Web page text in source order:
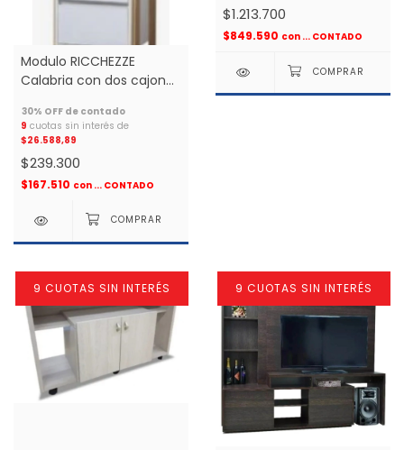
Modulo RICCHEZZE
Calabria con dos cajones
9 cuotas sin interés de
$26.588,89
$239.300
$167.510 con ... CONTADO
$1.213.700
$849.590 con ... CONTADO
9 CUOTAS SIN INTERÉS 9 CUOTAS SIN INTERÉS